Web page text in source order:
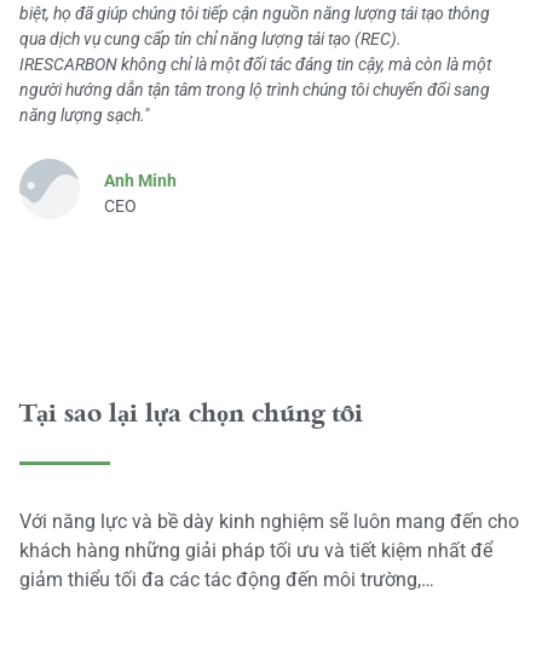
biệt, họ đã giúp chúng tôi tiếp cận nguồn năng lượng tái tạo thông
qua dịch vụ cung cấp tín chỉ năng lượng tái tạo (REC).
IRESCARBON không chỉ là một đối tác đáng tin cậy, mà còn là một
người hướng dẫn tận tâm trong lộ trình chúng tôi chuyển đổi sang
năng lượng sạch."
Anh Minh
CEO
Tại sao lại lựa chọn chúng tôi
Với năng lực và bề dày kinh nghiệm sẽ luôn mang đến cho
khách hàng những giải pháp tối ưu và tiết kiệm nhất để
giảm thiểu tối đa các tác động đến môi trường,…